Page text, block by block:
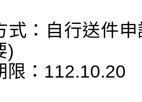
式：自行送件
)
限：112.10.20